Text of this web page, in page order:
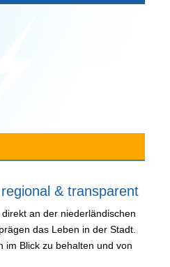
& transparent
an der niederländischen
das Leben in der Stadt.
im Blick zu behalten und von